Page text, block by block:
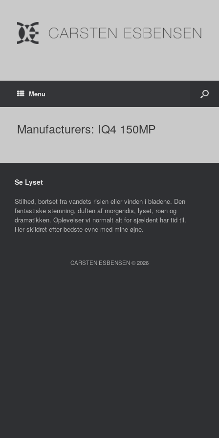
Menu
Manufacturers: IQ4 150MP
Se Lyset
Stilhed, bortset fra vandets rislen eller vinden i bladene. Den
fantastiske stemning, duften af morgendis, lyset, roen og
dramatikken. Oplevelser vi normalt alt for sjældent har tid til.
Her skildret efter bedste evne med mine øjne.
CARSTEN ESBENSEN © 2026